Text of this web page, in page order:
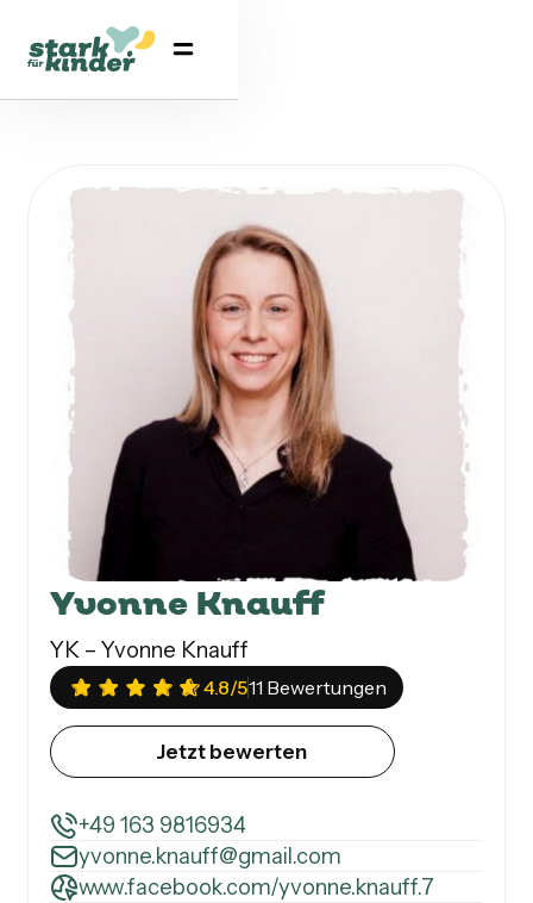
Yvonne Knauff
YK – Yvonne Knauff
4.8/511 Bewertungen
Jetzt bewerten
+49 163 9816934
yvonne.knauff@gmail.com
www.facebook.com/yvonne.knauff.7